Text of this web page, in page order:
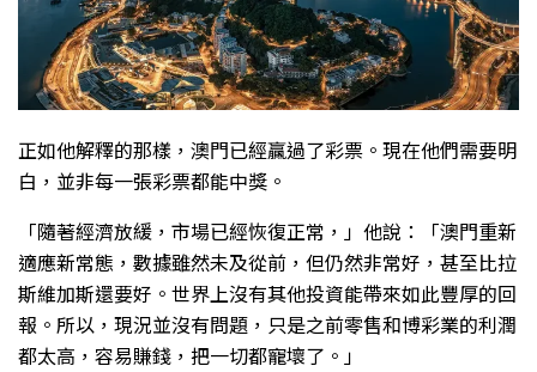
正如他解釋的那樣，澳門已經贏過了彩票。現在他們需要明
白，並非每一張彩票都能中獎。
「隨著經濟放緩，市場已經恢復正常，」他說：「澳門重新
適應新常態，數據雖然未及從前，但仍然非常好，甚至比拉
斯維加斯還要好。世界上沒有其他投資能帶來如此豐厚的回
報。所以，現況並沒有問題，只是之前零售和博彩業的利潤
都太高，容易賺錢，把一切都寵壞了。」